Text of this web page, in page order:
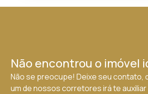
Não encontrou o imóvel
Não se preocupe! Deixe seu contato,
um de nossos corretores irá te auxiliar